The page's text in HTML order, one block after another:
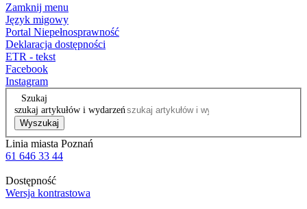
Zamknij menu
Język migowy
Portal Niepełnosprawność
Deklaracja dostępności
ETR - tekst
Facebook
Instagram
Szukaj
szukaj artykułów i wydarzeń
Wyszukaj
Linia miasta Poznań
61 646 33 44
Dostępność
Wersja kontrastowa